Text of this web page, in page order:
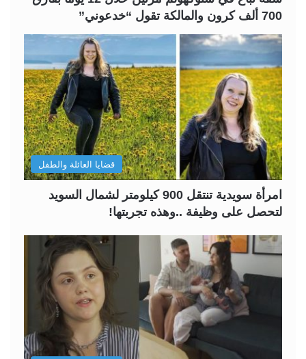
700 ألف كرون والمالكة تقول “خدعوني”
قضايا العائلة والطفل
امرأة سويدية تنتقل 900 كيلومتر لشمال السويد
لتحصل على وظيفة ..وهذه تجربتها!